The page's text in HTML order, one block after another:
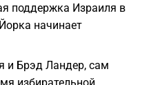
поддержка Израиля в
начинает
и Брэд Ландер, сам